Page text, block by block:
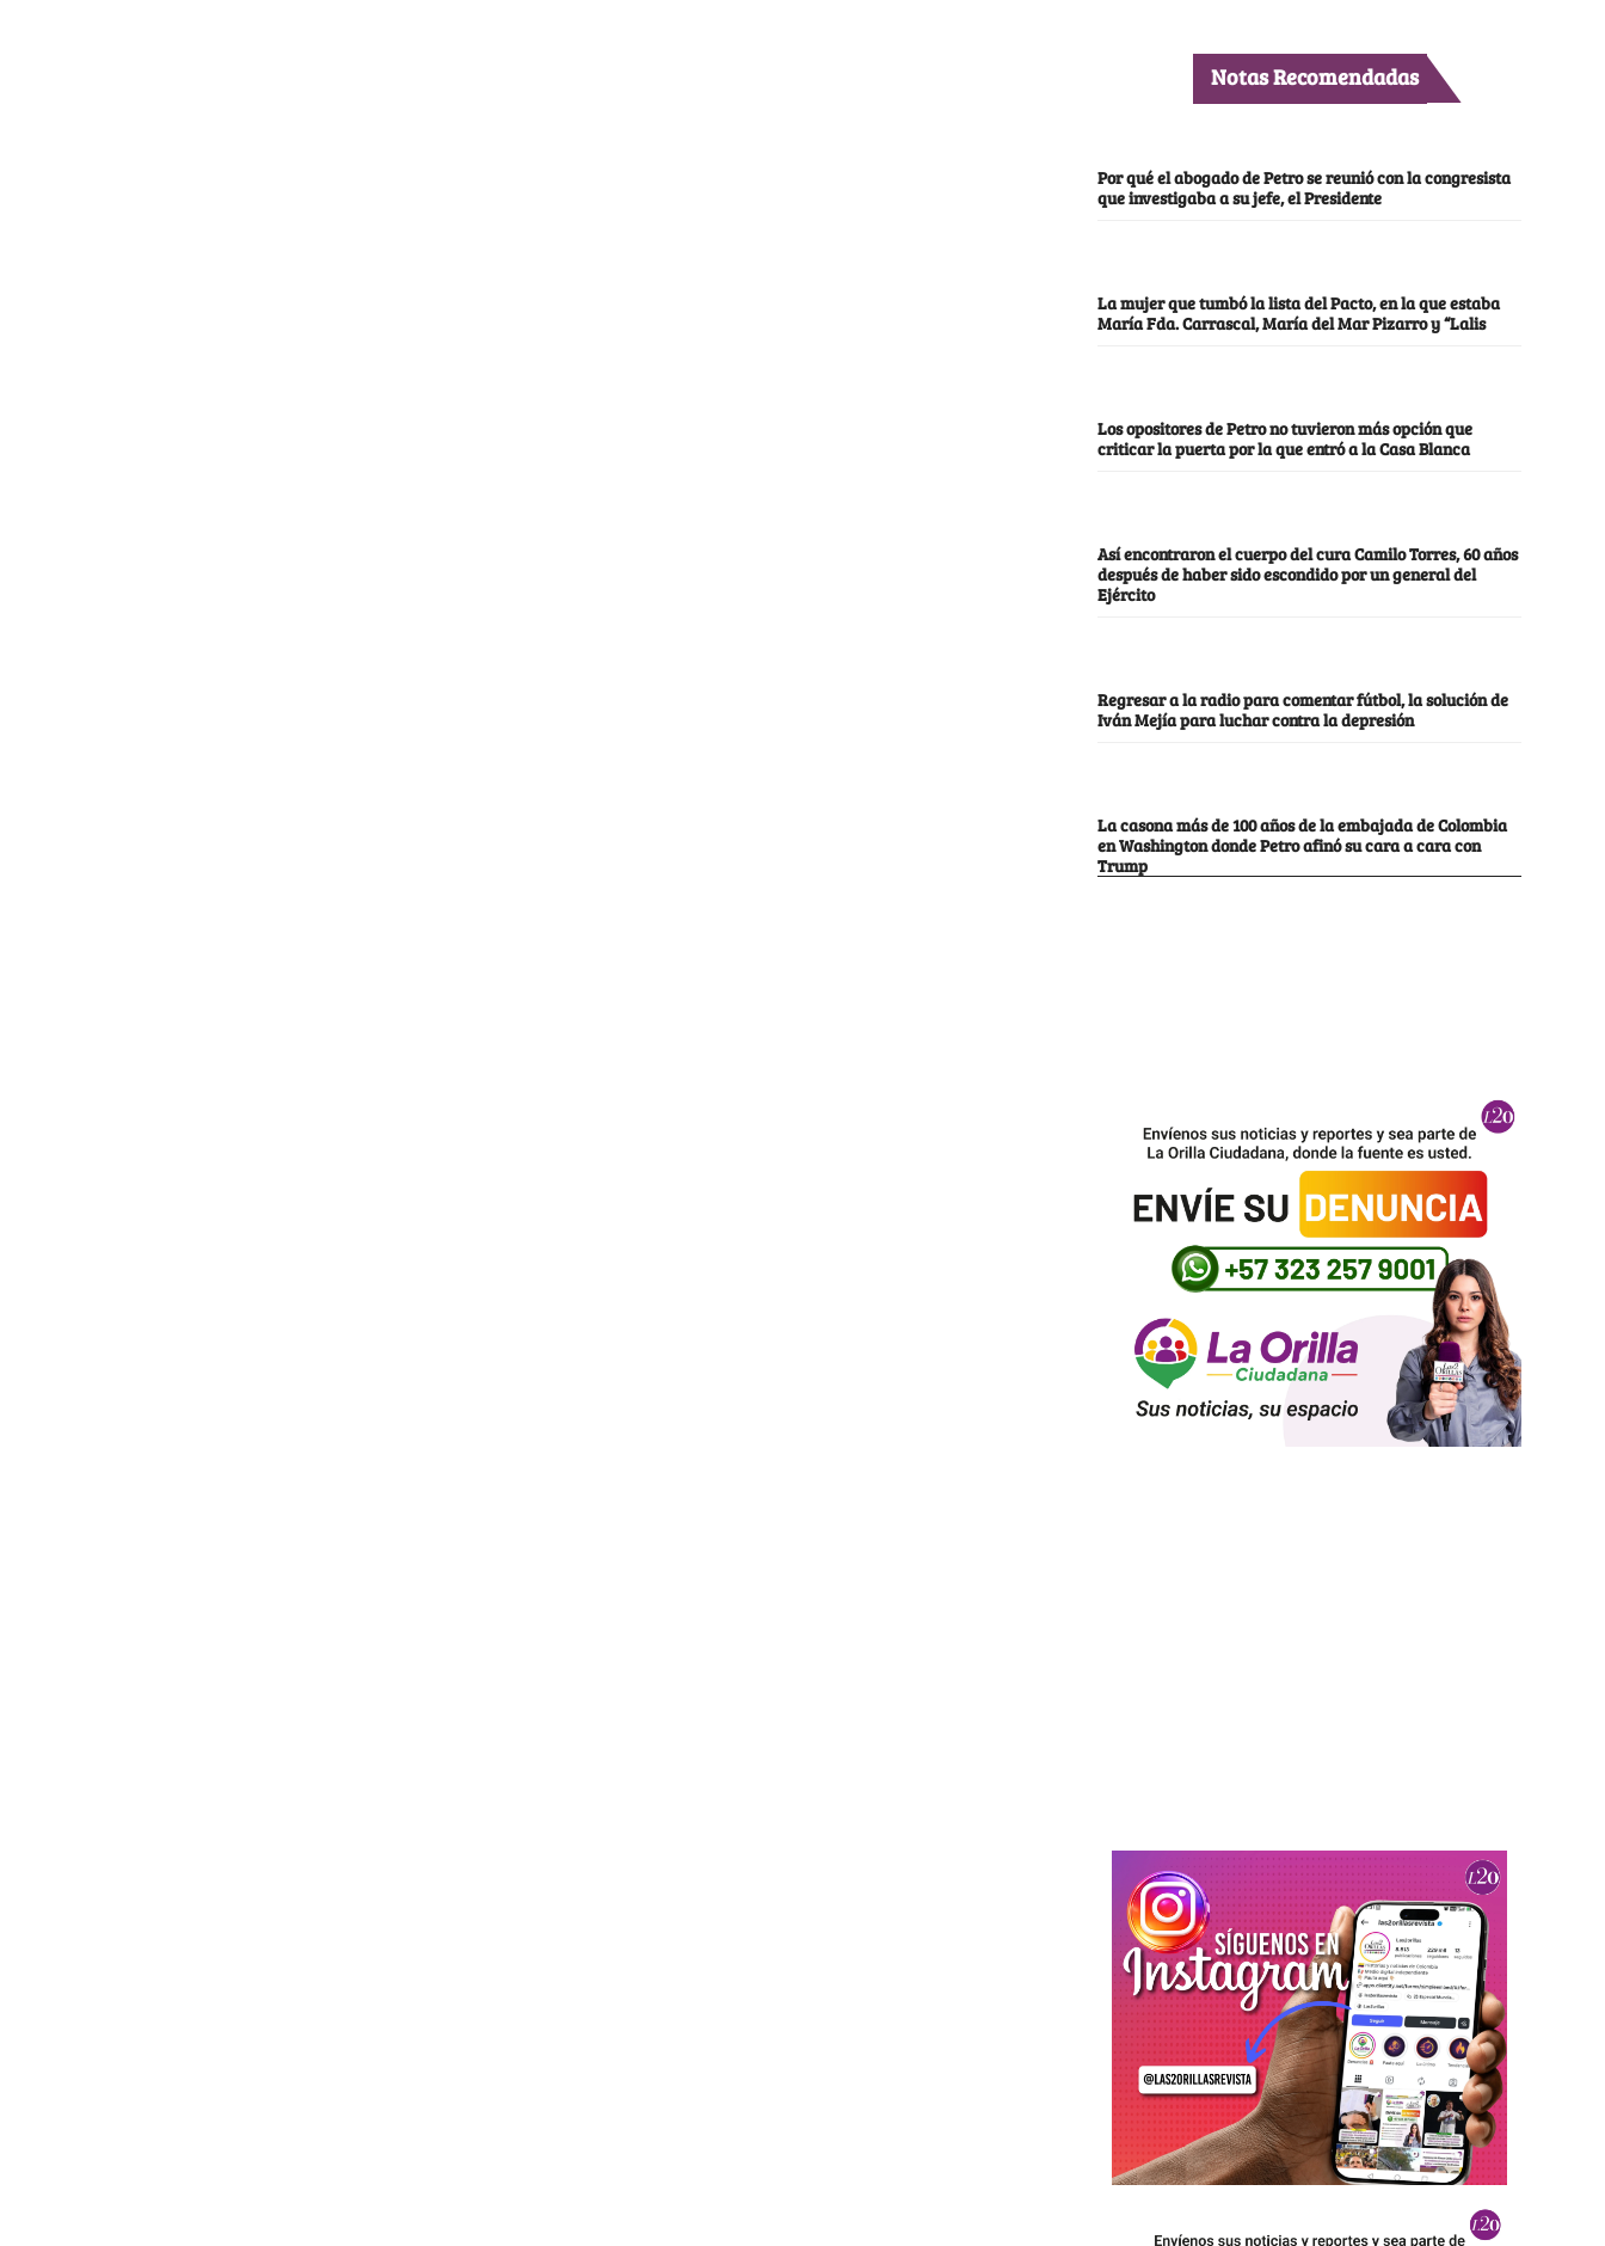
Notas Recomendadas
Por qué el abogado de Petro se reunió con la congresista
que investigaba a su jefe, el Presidente
La mujer que tumbó la lista del Pacto, en la que estaba
María Fda. Carrascal, María del Mar Pizarro y “Lalis
Los opositores de Petro no tuvieron más opción que
criticar la puerta por la que entró a la Casa Blanca
Así encontraron el cuerpo del cura Camilo Torres, 60 años
después de haber sido escondido por un general del
Ejército
Regresar a la radio para comentar fútbol, la solución de
Iván Mejía para luchar contra la depresión
La casona más de 100 años de la embajada de Colombia
en Washington donde Petro afinó su cara a cara con
Trump